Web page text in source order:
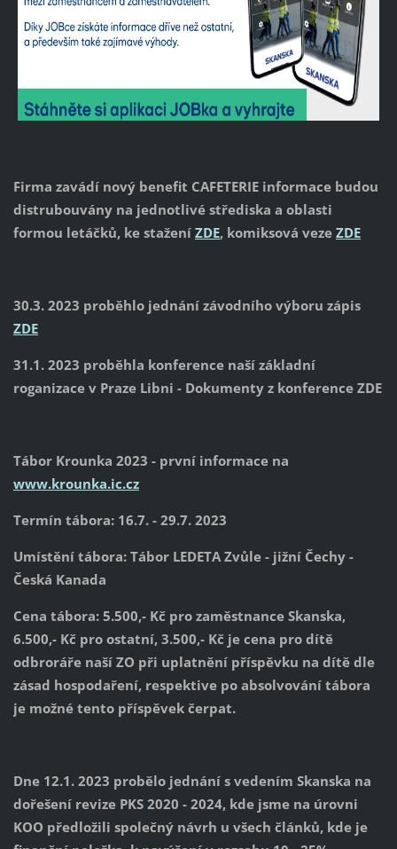
Firma zavádí nový benefit CAFETERIE informace budou
distrubouvány na jednotlivé střediska a oblasti
formou letáčků, ke stažení ZDE, komiksová veze ZDE
30.3. 2023 proběhlo jednání závodního výboru zápis
ZDE
31.1. 2023 proběhla konference naší základní
roganizace v Praze Libni - Dokumenty z konference ZDE
Tábor Krounka 2023 - první informace na
www.krounka.ic.cz
Termín tábora: 16.7. - 29.7. 2023
Umístění tábora: Tábor LEDETA Zvůle - jižní Čechy -
Česká Kanada
Cena tábora: 5.500,- Kč pro zaměstnance Skanska,
6.500,- Kč pro ostatní, 3.500,- Kč je cena pro dítě
odbroráře naší ZO při uplatnění příspěvku na dítě dle
zásad hospodaření, respektive po absolvování tábora
je možné tento příspěvek čerpat.
Dne 12.1. 2023 probělo jednání s vedením Skanska na
dořešení revize PKS 2020 - 2024, kde jsme na úrovni
KOO předložili společný návrh u všech článků, kde je